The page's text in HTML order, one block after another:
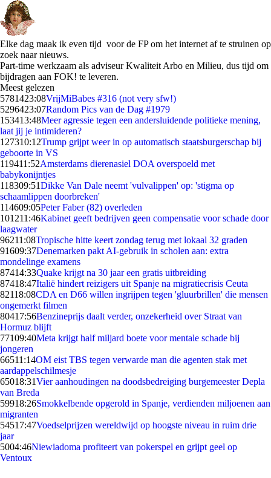
Elke dag maak ik even tijd voor de FP om het internet af te struinen op
zoek naar nieuws.
Part-time werkzaam als adviseur Kwaliteit Arbo en Milieu, dus tijd om
bijdragen aan FOK! te leveren.
Meest gelezen
5781423:08VrijMiBabes #316 (not very sfw!)
5296423:07Random Pics van de Dag #1979
153413:48Meer agressie tegen een andersluidende politieke mening,
laat jij je intimideren?
127310:12Trump grijpt weer in op automatisch staatsburgerschap bij
geboorte in VS
119411:52Amsterdams dierenasiel DOA overspoeld met
babykonijntjes
118309:51Dikke Van Dale neemt 'vulvalippen' op: 'stigma op
schaamlippen doorbreken'
114609:05Peter Faber (82) overleden
101211:46Kabinet geeft bedrijven geen compensatie voor schade door
laagwater
96211:08Tropische hitte keert zondag terug met lokaal 32 graden
91609:37Denemarken pakt AI-gebruik in scholen aan: extra
mondelinge examens
87414:33Quake krijgt na 30 jaar een gratis uitbreiding
87418:47Italië hindert reizigers uit Spanje na migratiecrisis Ceuta
82118:08CDA en D66 willen ingrijpen tegen 'gluurbrillen' die mensen
ongemerkt filmen
80417:56Benzineprijs daalt verder, onzekerheid over Straat van
Hormuz blijft
77109:40Meta krijgt half miljard boete voor mentale schade bij
jongeren
66511:14OM eist TBS tegen verwarde man die agenten stak met
aardappelschilmesje
65018:31Vier aanhoudingen na doodsbedreiging burgemeester Depla
van Breda
59918:26Smokkelbende opgerold in Spanje, verdienden miljoenen aan
migranten
54517:47Voedselprijzen wereldwijd op hoogste niveau in ruim drie
jaar
5004:46Niewiadoma profiteert van pokerspel en grijpt geel op
Ventoux